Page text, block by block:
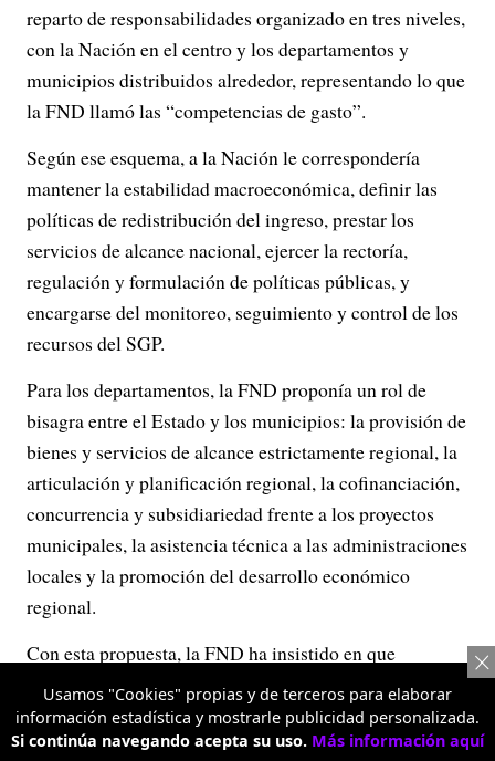
reparto de responsabilidades organizado en tres niveles,
con la Nación en el centro y los departamentos y
municipios distribuidos alrededor, representando lo que
la FND llamó las “competencias de gasto”.
Según ese esquema, a la Nación le correspondería
mantener la estabilidad macroeconómica, definir las
políticas de redistribución del ingreso, prestar los
servicios de alcance nacional, ejercer la rectoría,
regulación y formulación de políticas públicas, y
encargarse del monitoreo, seguimiento y control de los
recursos del SGP.
Para los departamentos, la FND proponía un rol de
bisagra entre el Estado y los municipios: la provisión de
bienes y servicios de alcance estrictamente regional, la
articulación y planificación regional, la cofinanciación,
concurrencia y subsidiariedad frente a los proyectos
municipales, la asistencia técnica a las administraciones
locales y la promoción del desarrollo económico
regional.
Con esta propuesta, la FND ha insistido en que
cualquier ley de competencias debe partir de un criterio
de “descentralización asimétrica”, es decir, que
reconozca que no todos los departamentos y municipios
Usamos "Cookies" propias y de terceros para elaborar
información estadística y mostrarle publicidad personalizada.
Si continúa navegando acepta su uso. Más información aquí